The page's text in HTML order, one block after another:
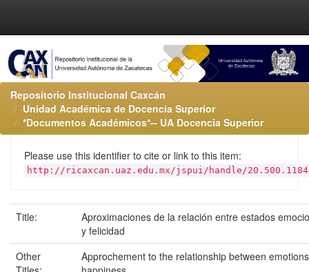
Repositorio Institucional Caxcán
Unidad Académica de Docencia Superior
*Documentos Académicos*-- UA Docencia Superior
Please use this identifier to cite or link to this item:
http://ricaxcan.uaz.edu.mx/jspui/handle/
Title:
Aproximaciones de la relación entre estados
y felicidad
Other
Approchement to the relationship between